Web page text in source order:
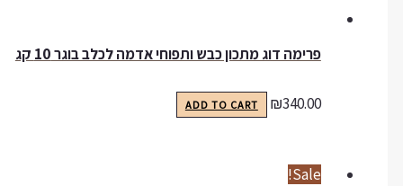
פרימה דוג מתכון כבש ותפוחי אדמה לכלב בוגר 10 קג
₪340.00
ADD TO CART
Sale!